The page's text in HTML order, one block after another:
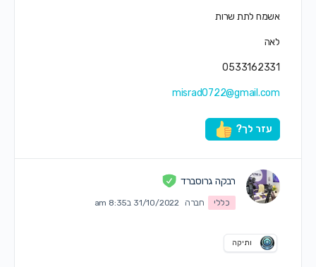
אשמח לתת שרות
לאה
0533162331
misrad0722@gmail.com
עזר לך?
רבקה גרוסברד
כללי חברה 31/10/2022 ב8:35 am
ותיקה